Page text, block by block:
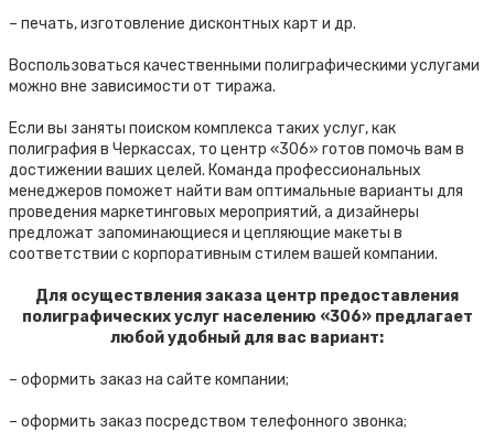
– печать, изготовление дисконтных карт и др.
Воспользоваться качественными полиграфическими услугами
можно вне зависимости от тиража.
Если вы заняты поиском комплекса таких услуг, как
полиграфия в Черкассах, то центр «306» готов помочь вам в
достижении ваших целей. Команда профессиональных
менеджеров поможет найти вам оптимальные варианты для
проведения маркетинговых мероприятий, а дизайнеры
предложат запоминающиеся и цепляющие макеты в
соответствии с корпоративным стилем вашей компании.
Для осуществления заказа центр предоставления
полиграфических услуг населению «306» предлагает
любой удобный для вас вариант:
– оформить заказ на сайте компании;
– оформить заказ посредством телефонного звонка;